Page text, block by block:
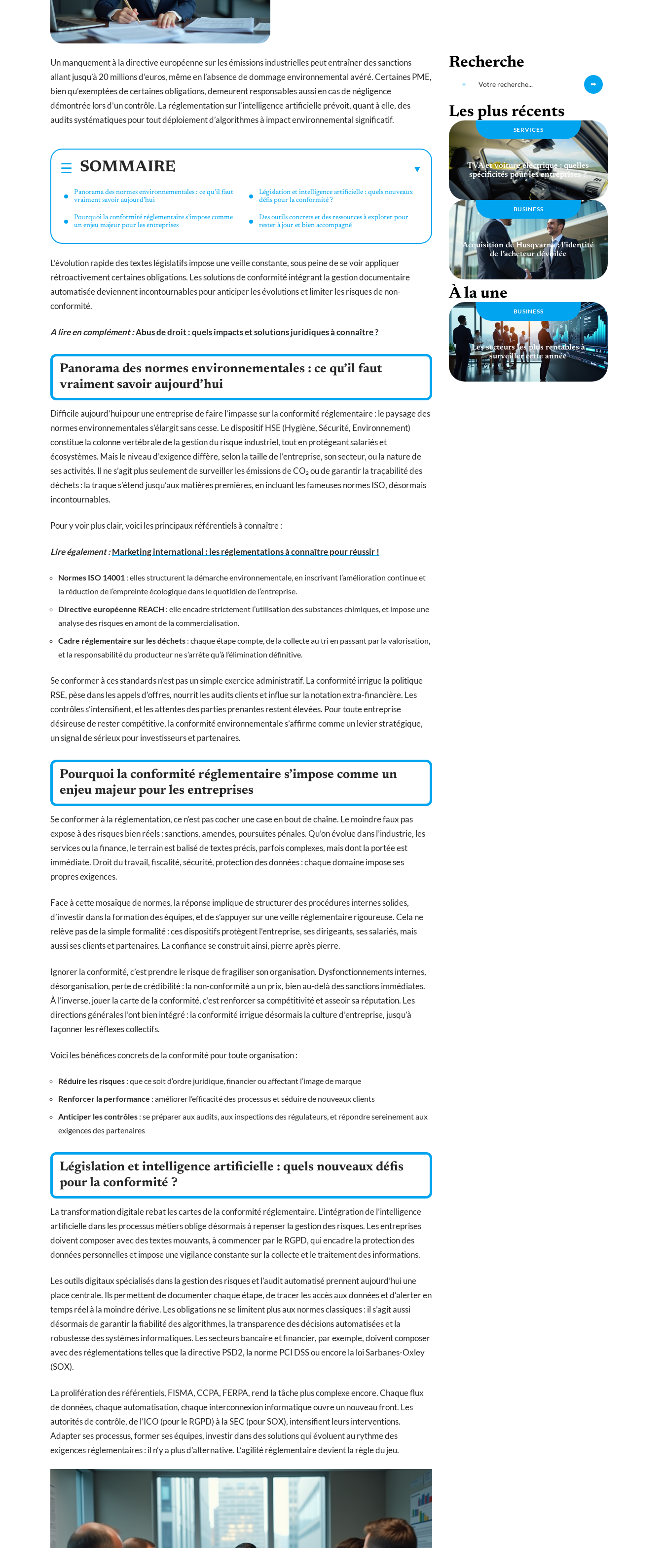
Un manquement à la directive européenne sur les émissions industrielles peut entraîner des sanctions
allant jusqu’à 20 millions d’euros, même en l’absence de dommage environnemental avéré. Certaines PME,
bien qu’exemptées de certaines obligations, demeurent responsables aussi en cas de négligence
démontrée lors d’un contrôle. La réglementation sur l’intelligence artificielle prévoit, quant à elle, des
audits systématiques pour tout déploiement d’algorithmes à impact environnemental significatif.
SOMMAIRE
Panorama des normes environnementales : ce qu’il faut
vraiment savoir aujourd’hui
Pourquoi la conformité réglementaire s’impose comme
un enjeu majeur pour les entreprises
Législation et intelligence artificielle : quels nouveaux
défis pour la conformité ?
Des outils concrets et des ressources à explorer pour
rester à jour et bien accompagné
L’évolution rapide des textes législatifs impose une veille constante, sous peine de se voir appliquer
rétroactivement certaines obligations. Les solutions de conformité intégrant la gestion documentaire
automatisée deviennent incontournables pour anticiper les évolutions et limiter les risques de non-
conformité.
A lire en complément :Abus de droit : quels impacts et solutions juridiques à connaître ?
Panorama des normes environnementales : ce qu’il faut
vraiment savoir aujourd’hui
Difficile aujourd’hui pour une entreprise de faire l’impasse sur la conformité réglementaire : le paysage des
normes environnementales s’élargit sans cesse. Le dispositif HSE (Hygiène, Sécurité, Environnement)
constitue la colonne vertébrale de la gestion du risque industriel, tout en protégeant salariés et
écosystèmes. Mais le niveau d’exigence diffère, selon la taille de l’entreprise, son secteur, ou la nature de
ses activités. Il ne s’agit plus seulement de surveiller les émissions de CO₂ ou de garantir la traçabilité des
déchets : la traque s’étend jusqu’aux matières premières, en incluant les fameuses normes ISO, désormais
incontournables.
Pour y voir plus clair, voici les principaux référentiels à connaître :
Lire également :Marketing international : les réglementations à connaître pour réussir !
Normes ISO 14001 : elles structurent la démarche environnementale, en inscrivant l’amélioration continue et
la réduction de l’empreinte écologique dans le quotidien de l’entreprise.
Directive européenne REACH : elle encadre strictement l’utilisation des substances chimiques, et impose une
analyse des risques en amont de la commercialisation.
Cadre réglementaire sur les déchets : chaque étape compte, de la collecte au tri en passant par la valorisation,
et la responsabilité du producteur ne s’arrête qu’à l’élimination définitive.
Se conformer à ces standards n’est pas un simple exercice administratif. La conformité irrigue la politique
RSE, pèse dans les appels d’offres, nourrit les audits clients et influe sur la notation extra-financière. Les
contrôles s’intensifient, et les attentes des parties prenantes restent élevées. Pour toute entreprise
désireuse de rester compétitive, la conformité environnementale s’affirme comme un levier stratégique,
un signal de sérieux pour investisseurs et partenaires.
Pourquoi la conformité réglementaire s’impose comme un
enjeu majeur pour les entreprises
Se conformer à la réglementation, ce n’est pas cocher une case en bout de chaîne. Le moindre faux pas
expose à des risques bien réels : sanctions, amendes, poursuites pénales. Qu’on évolue dans l’industrie, les
services ou la finance, le terrain est balisé de textes précis, parfois complexes, mais dont la portée est
immédiate. Droit du travail, fiscalité, sécurité, protection des données : chaque domaine impose ses
propres exigences.
Face à cette mosaïque de normes, la réponse implique de structurer des procédures internes solides,
d’investir dans la formation des équipes, et de s’appuyer sur une veille réglementaire rigoureuse. Cela ne
relève pas de la simple formalité : ces dispositifs protègent l’entreprise, ses dirigeants, ses salariés, mais
aussi ses clients et partenaires. La confiance se construit ainsi, pierre après pierre.
Ignorer la conformité, c’est prendre le risque de fragiliser son organisation. Dysfonctionnements internes,
désorganisation, perte de crédibilité : la non-conformité a un prix, bien au-delà des sanctions immédiates.
À l’inverse, jouer la carte de la conformité, c’est renforcer sa compétitivité et asseoir sa réputation. Les
directions générales l’ont bien intégré : la conformité irrigue désormais la culture d’entreprise, jusqu’à
façonner les réflexes collectifs.
Voici les bénéfices concrets de la conformité pour toute organisation :
Réduire les risques : que ce soit d’ordre juridique, financier ou affectant l’image de marque
Renforcer la performance : améliorer l’efficacité des processus et séduire de nouveaux clients
Anticiper les contrôles : se préparer aux audits, aux inspections des régulateurs, et répondre sereinement aux
exigences des partenaires
Législation et intelligence artificielle : quels nouveaux défis
pour la conformité ?
La transformation digitale rebat les cartes de la conformité réglementaire. L’intégration de l’intelligence
artificielle dans les processus métiers oblige désormais à repenser la gestion des risques. Les entreprises
doivent composer avec des textes mouvants, à commencer par le RGPD, qui encadre la protection des
données personnelles et impose une vigilance constante sur la collecte et le traitement des informations.
Les outils digitaux spécialisés dans la gestion des risques et l’audit automatisé prennent aujourd’hui une
place centrale. Ils permettent de documenter chaque étape, de tracer les accès aux données et d’alerter en
temps réel à la moindre dérive. Les obligations ne se limitent plus aux normes classiques : il s’agit aussi
désormais de garantir la fiabilité des algorithmes, la transparence des décisions automatisées et la
robustesse des systèmes informatiques. Les secteurs bancaire et financier, par exemple, doivent composer
avec des réglementations telles que la directive PSD2, la norme PCI DSS ou encore la loi Sarbanes-Oxley
(SOX).
La prolifération des référentiels, FISMA, CCPA, FERPA, rend la tâche plus complexe encore. Chaque flux
de données, chaque automatisation, chaque interconnexion informatique ouvre un nouveau front. Les
autorités de contrôle, de l’ICO (pour le RGPD) à la SEC (pour SOX), intensifient leurs interventions.
Adapter ses processus, former ses équipes, investir dans des solutions qui évoluent au rythme des
exigences réglementaires : il n’y a plus d’alternative. L’agilité réglementaire devient la règle du jeu.
Recherche
Les plus récents
SERVICES
TVA et voiture électrique : quelles
spécificités pour les entreprises ?
BUSINESS
Acquisition de Husqvarna : l’identité
de l’acheteur dévoilée
À la une
BUSINESS
Les secteurs les plus rentables à
surveiller cette année